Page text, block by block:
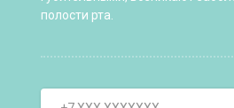
полости рта.